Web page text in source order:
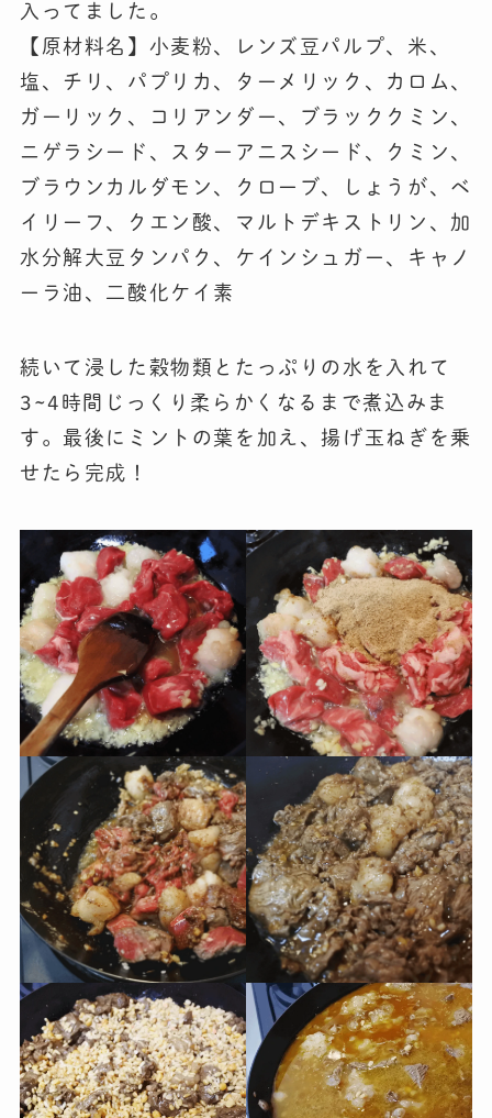
入ってました。
【原材料名】小麦粉、レンズ豆パルプ、米、
塩、チリ、パプリカ、ターメリック、カロム、
ガーリック、コリアンダー、ブラッククミン、
ニゲラシード、スターアニスシード、クミン、
ブラウンカルダモン、クローブ、しょうが、ベ
イリーフ、クエン酸、マルトデキストリン、加
水分解大豆タンパク、ケインシュガー、キャノ
ーラ油、二酸化ケイ素
続いて浸した穀物類とたっぷりの水を入れて
3~4時間じっくり柔らかくなるまで煮込みま
す。最後にミントの葉を加え、揚げ玉ねぎを乗
せたら完成！